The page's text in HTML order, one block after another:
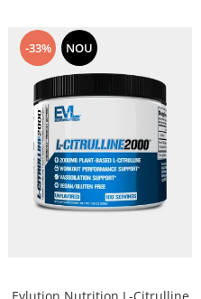
-33% NOU
Evlution Nutrition L-Citrulline